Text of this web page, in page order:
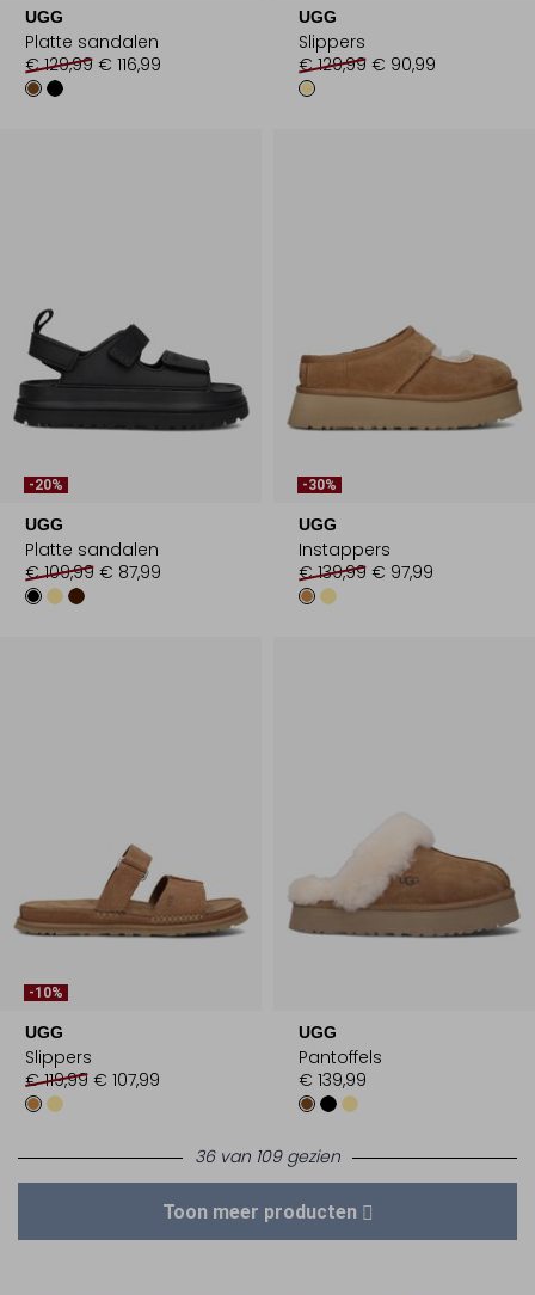
UGG
Platte sandalen
€ 129,99 € 116,99
UGG
Slippers
€ 129,99 € 90,99
-20%
UGG
Platte sandalen
€ 109,99 € 87,99
-30%
UGG
Instappers
€ 139,99 € 97,99
-10%
UGG
Slippers
€ 119,99 € 107,99
UGG
Pantoffels
€ 139,99
36 van 109 gezien
Toon meer producten